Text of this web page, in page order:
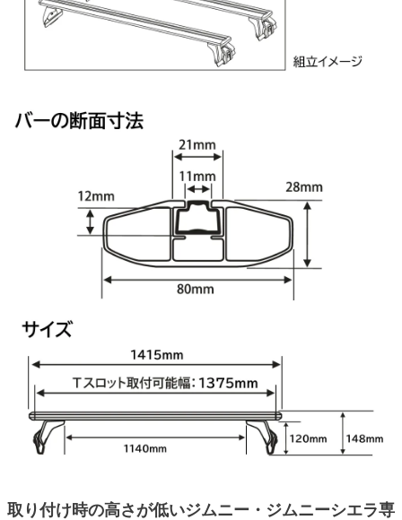
取り付け時の高さが低いジムニー・ジムニーシエラ専